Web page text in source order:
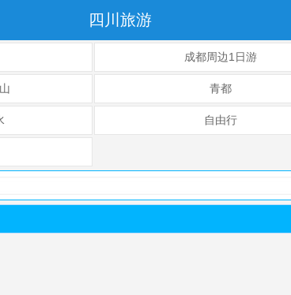
四川旅游
成都周边1日游
青都
自由行